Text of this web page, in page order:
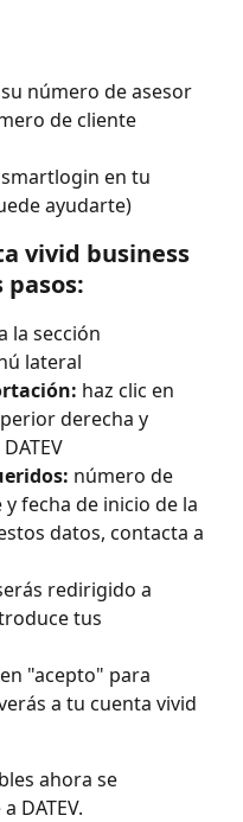
número de asesor
de cliente
smartlogin en tu
ayudarte)
vivid business
pasos:
la sección
lateral
haz clic en
derecha y
número de
fecha de inicio de la
datos, contacta a
redirigido a
tus
"acepto" para
a tu cuenta vivid
ahora se
DATEV.